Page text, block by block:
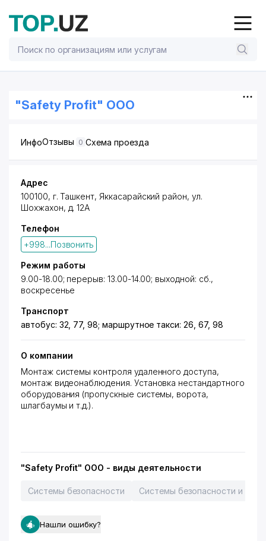
"Safety Profit" OOO
ИнфоОтзывы 0 Схема проезда
Адрес
100100, г. Ташкент, Яккасарайский район, ул.
Шохжахон, д. 12А
Телефон
+998...Позвонить
Режим работы
9.00-18.00; перерыв: 13.00-14.00; выходной: сб.,
воскресенье
Транспорт
автобус: 32, 77, 98; маршрутное такси: 26, 67, 98
О компании
Монтаж системы контроля удаленного доступа,
монтаж видеонаблюдения. Установка нестандартного
оборудования (пропускные системы, ворота,
шлагбаумы и т.д.).
"Safety Profit" OOO - виды деятельности
Системы безопасности Системы безопасности и
Нашли ошибку?